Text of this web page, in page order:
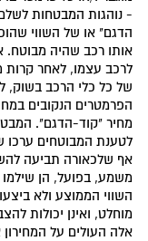
- נוהגות המבטחות
הדגם" או של השווי
אותו רכב שהיה מבוטח.
לרכב עצמו, לאחר קרות
של כל כלי הרכב בשוק,
הפרמטרים הנקובים
מחיר "קוד-הדגם".
לטענת המבוטחים ערכו
אף שלכאורה תביעה
משמע, בפועל, הן
השווי הממוצע ולא
מוחלט, ואינן יכולות
אלה העולים על